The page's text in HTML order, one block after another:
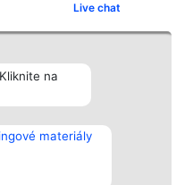
Live chat
na
materiály